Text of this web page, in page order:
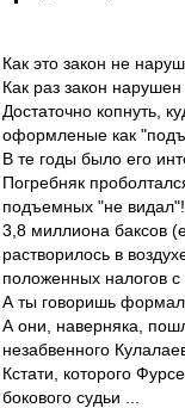
Как это закон не
Как раз закон
Достаточно копнуть,
оформленые как
В те годы было его
Погребняк
подъемных "не видал"!
3,8 миллиона баксов
растворилось в
положенных налогов
А ты говоришь
А они, наверняка,
незабвенного
Кстати, которого
бокового судьи ...